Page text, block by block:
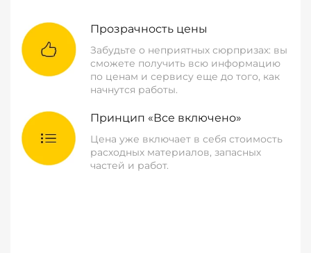
Прозрачность цены
Забудьте о неприятных сюрпризах: вы
сможете получить всю информацию
по ценам и сервису еще до того, как
начнутся работы.
Принцип «Все включено»
Цена уже включает в себя стоимость
расходных материалов, запасных
частей и работ.